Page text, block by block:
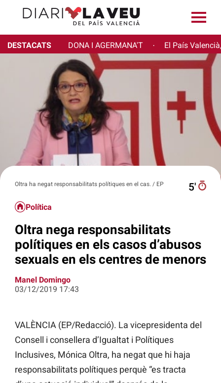
DESTACATS DONA I AGERMANA'T · El País
Oltra ha negat responsabilitats polítiques en el cas. / EP 5′
Política
Oltra nega responsabilitats
polítiques en els casos d’abusos
sexuals en els centres de menors
Manel Domingo
03/12/2019 17:43
VALÈNCIA (EP/Redacció). La vicepresidenta del
Consell i consellera d’Igualtat i Polítiques
Inclusives, Mónica Oltra, ha negat que hi haja
responsabilitats polítiques perquè “es tracta